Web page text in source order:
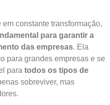
constante transformação,
para garantir a
das empresas. Ela
para grandes empresas e se
para todos os tipos de
sobreviver, mas